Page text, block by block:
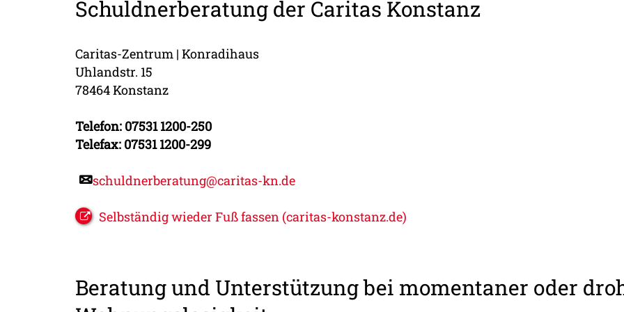
Schuldnerberatung der Caritas Konstanz
Caritas-Zentrum | Konradihaus
Uhlandstr. 15
78464 Konstanz
Telefon: 07531 1200-250
Telefax: 07531 1200-299
schuldnerberatung@caritas-kn.de
Selbständig wieder Fuß fassen (caritas-konstanz.de)
Beratung und Unterstützung bei momentaner oder